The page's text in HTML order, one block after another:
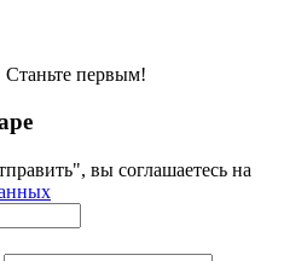
Станьте первым!
вы соглашаетесь на